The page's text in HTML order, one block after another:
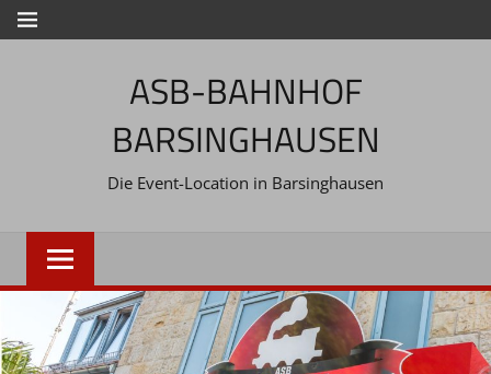
Zum
Inhalt
MENÜ
ASB-BAHNHOF
BARSINGHAUSEN
Die Event-Location in Barsinghausen